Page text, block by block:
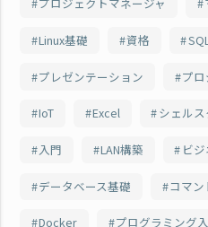
プロジェクトマネージャ
Linux基礎 資格
プレゼンテーション プ
IoT Excel シェル
入門 LAN構築 ビ
データベース基礎 コマン
Docker プログラミング